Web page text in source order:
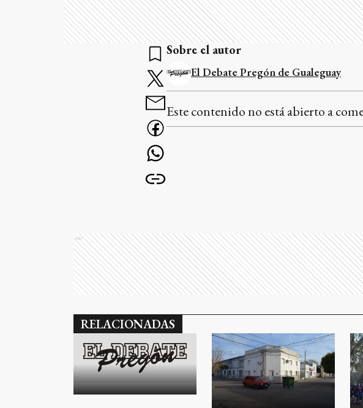
Sobre el autor
El Debate Pregón de Gualeguay
Este contenido no está abierto a
Ads
RELACIONADAS